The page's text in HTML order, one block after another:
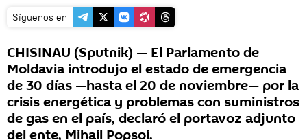
Síguenos en
CHISINAU (Sputnik) — El Parlamento de
Moldavia introdujo el estado de emergencia
de 30 días —hasta el 20 de noviembre— por la
crisis energética y problemas con suministros
de gas en el país, declaró el portavoz adjunto
del ente, Mihail Popsoi.